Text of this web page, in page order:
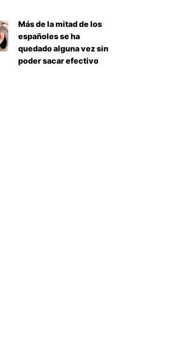
Más de la mitad de los
españoles se ha
quedado alguna vez sin
poder sacar efectivo